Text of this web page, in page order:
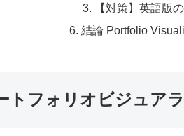
【対策】英語版
結論 Portfolio
トフォリオビジュア